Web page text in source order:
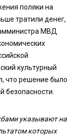
поляки на
тратили денег,
МВД
культурный
что решение было
безопасности.
указывают на
которых